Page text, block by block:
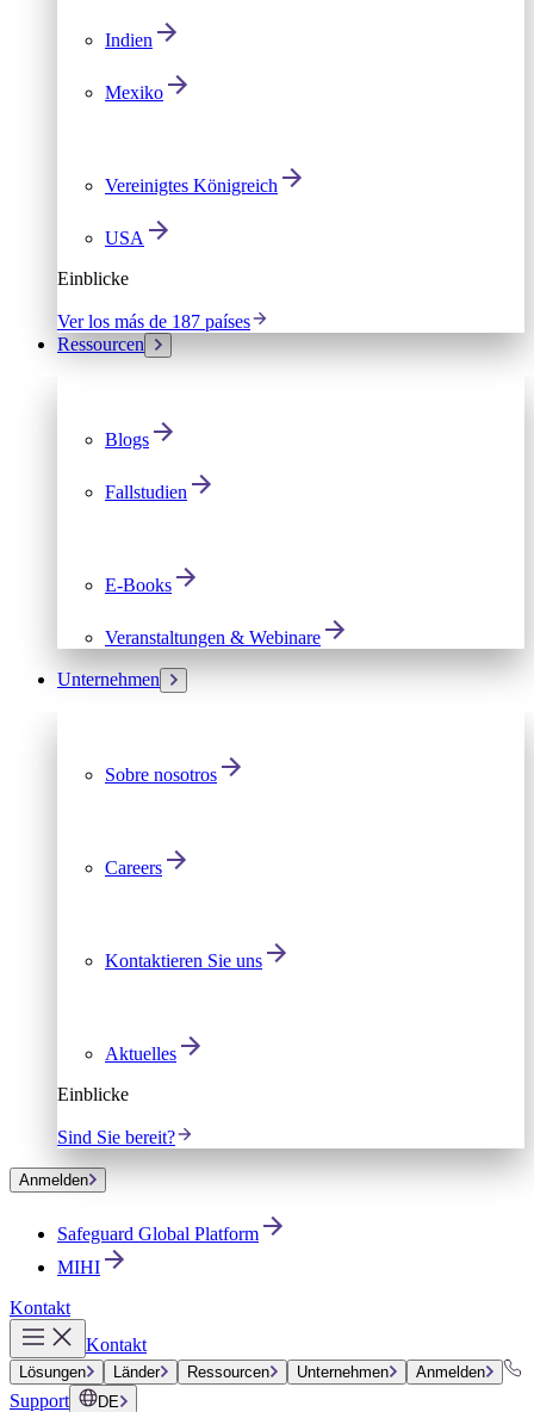
Indien
Mexiko
Vereinigtes Königreich
USA
Einblicke
Ver los más de 187 países
Ressourcen
Blogs
Fallstudien
E-Books
Veranstaltungen & Webinare
Unternehmen
Sobre nosotros
Careers
Kontaktieren Sie uns
Aktuelles
Einblicke
Sind Sie bereit?
Anmelden
Safeguard Global Platform
MIHI
Kontakt
Kontakt
Lösungen Länder Ressourcen Unternehmen Anmelden
Support DE